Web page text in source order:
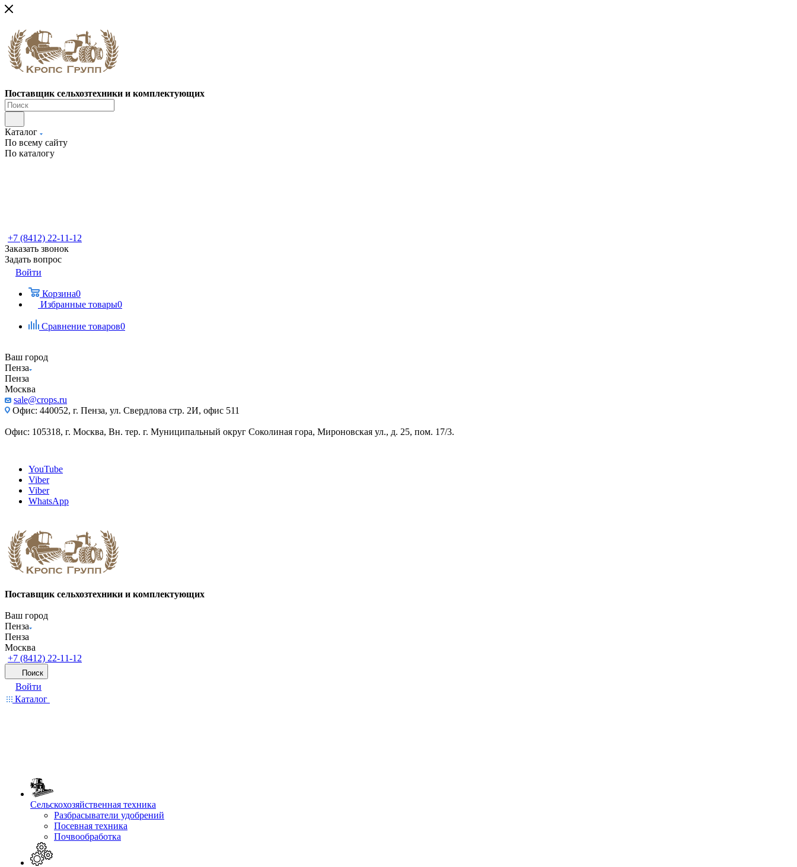
Поставщик сельхозтехники и комплектующих
Каталог
По всему сайту
По каталогу
+7 (8412) 22-11-12
Заказать звонок
Задать вопрос
Войти
Корзина0
Избранные товары0
Сравнение товаров0
Ваш город
Пенза
Пенза
Москва
sale@crops.ru
Офис: 440052, г. Пенза, ул. Свердлова стр. 2И, офис 511
Офис: 105318, г. Москва, Вн. тер. г. Муниципальный округ Соколиная гора, Мироновская ул., д. 25, пом. 17/3.
YouTube
Viber
Viber
WhatsApp
Поставщик сельхозтехники и комплектующих
Ваш город
Пенза
Пенза
Москва
+7 (8412) 22-11-12
Поиск
Войти
Каталог
Сельскохозяйственная техника
Разбрасыватели удобрений
Посевная техника
Почвообработка